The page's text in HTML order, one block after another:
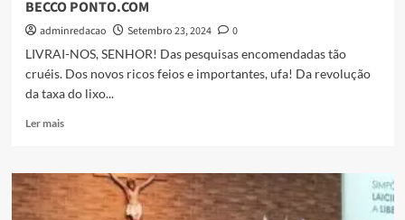
BECCO PONTO.COM
adminredacao Setembro 23, 2024
0
LIVRAI-NOS, SENHOR! Das pesquisas encomendadas tão
cruéis. Dos novos ricos feios e importantes, ufa! Da revolução
da taxa do lixo...
Ler mais